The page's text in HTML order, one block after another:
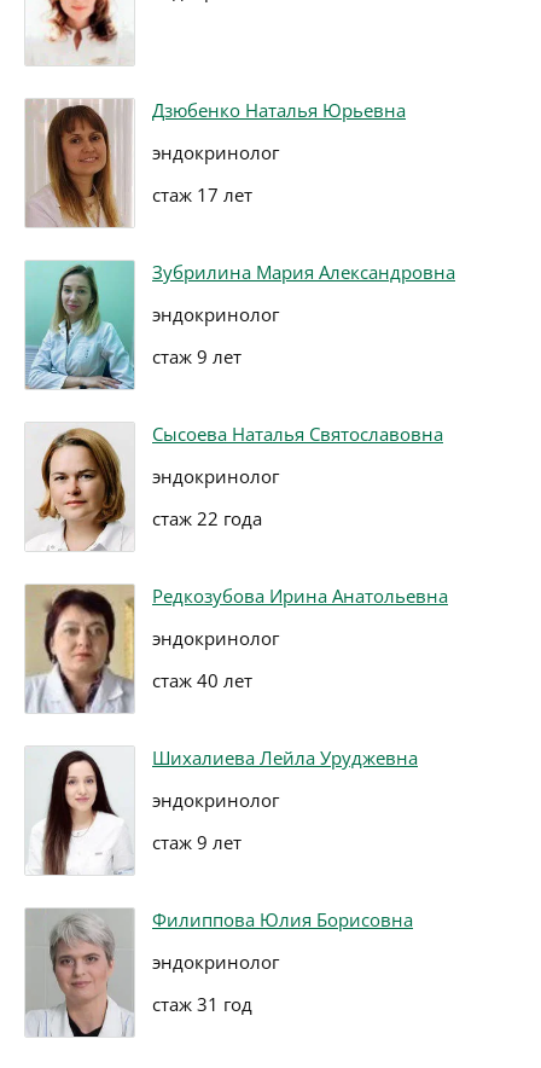
Дзюбенко Наталья Юрьевна
эндокринолог
стаж 17 лет
Зубрилина Мария Александровна
эндокринолог
стаж 9 лет
Сысоева Наталья Святославовна
эндокринолог
стаж 22 года
Редкозубова Ирина Анатольевна
эндокринолог
стаж 40 лет
Шихалиева Лейла Уруджевна
эндокринолог
стаж 9 лет
Филиппова Юлия Борисовна
эндокринолог
стаж 31 год